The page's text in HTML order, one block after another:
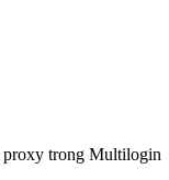
trong Multilogin